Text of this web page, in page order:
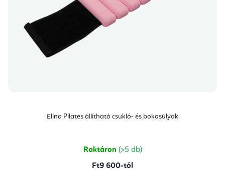
Elina Pilates állítható csukló- és bokasúlyok
Raktáron (>5 db)
Ft9 600-tól